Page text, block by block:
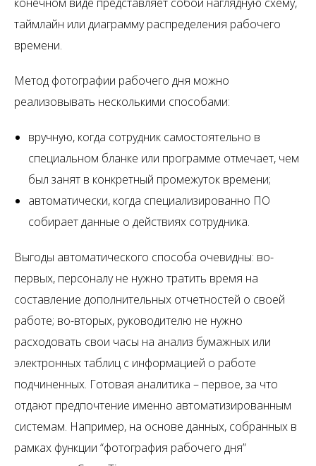
таймлайн или диаграмму распределения рабочего
времени.
Метод фотографии рабочего дня можно
реализовывать несколькими способами:
вручную, когда сотрудник самостоятельно в
специальном бланке или программе отмечает, чем
был занят в конкретный промежуток времени;
автоматически, когда специализированно ПО
собирает данные о действиях сотрудника.
Выгоды автоматического способа очевидны: во-
первых, персоналу не нужно тратить время на
составление дополнительных отчетностей о своей
работе; во-вторых, руководителю не нужно
расходовать свои часы на анализ бумажных или
электронных таблиц с информацией о работе
подчиненных. Готовая аналитика – первое, за что
отдают предпочтение именно автоматизированным
системам. Например, на основе данных, собранных в
рамках функции “фотография рабочего дня”